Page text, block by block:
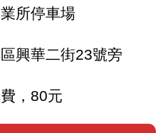
所停車場
興華二街23號旁
，80元